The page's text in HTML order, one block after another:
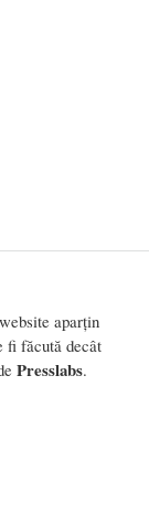
aparțin
fi făcută decât
Presslabs.